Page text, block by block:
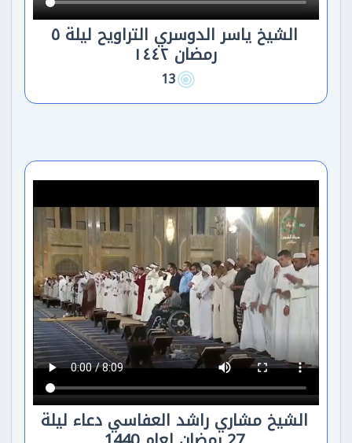
الشيخ ياسر الدوسري التراويح ليلة ٥
رمضان ١٤٤٢
13
الشيخ مشاري راشد العفاسي دعاء ليلة